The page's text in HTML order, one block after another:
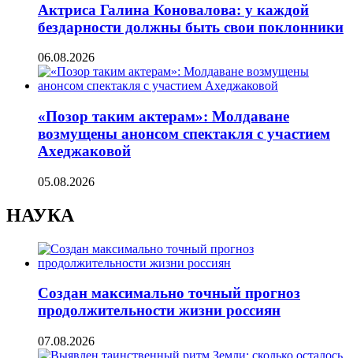
Актриса Галина Коновалова: у каждой
бездарности должны быть свои поклонники
06.08.2026
«Позор таким актерам»: Молдаване
возмущены анонсом спектакля с участием
Ахеджаковой
05.08.2026
НАУКА
Создан максимально точный прогноз
продолжительности жизни россиян
07.08.2026